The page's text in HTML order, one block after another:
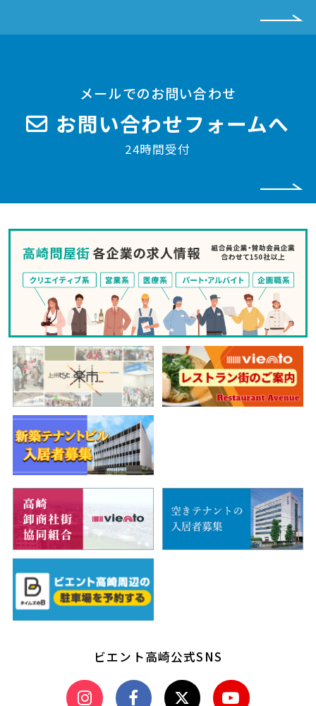
メールでのお問い合わせ
お問い合わせフォームへ
24時間受付
ビエント高崎公式SNS